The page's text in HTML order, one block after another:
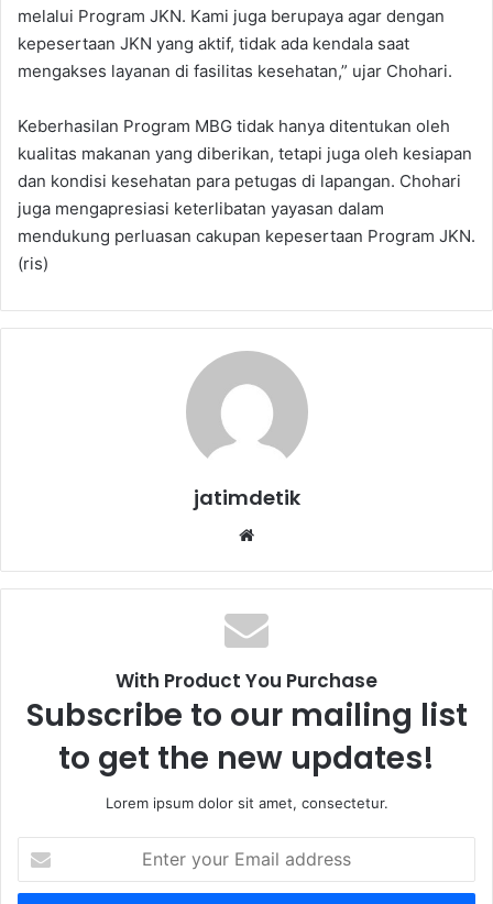
melalui Program JKN. Kami juga berupaya agar dengan
kepesertaan JKN yang aktif, tidak ada kendala saat
mengakses layanan di fasilitas kesehatan,” ujar Chohari.
Keberhasilan Program MBG tidak hanya ditentukan oleh
kualitas makanan yang diberikan, tetapi juga oleh kesiapan
dan kondisi kesehatan para petugas di lapangan. Chohari
juga mengapresiasi keterlibatan yayasan dalam
mendukung perluasan cakupan kepesertaan Program JKN.
(ris)
jatimdetik
te
With Product You Purchase
Subscribe to our mailing list
to get the new updates!
Lorem ipsum dolor sit amet, consectetur.
t